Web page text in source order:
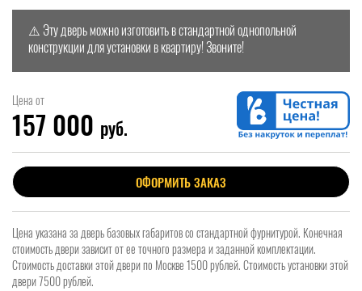
⚠️ Эту дверь можно изготовить в стандартной однопольной
конструкции для установки в квартиру! Звоните!
Цена от
157 000 руб.
ОФОРМИТЬ ЗАКАЗ
Цена указана за дверь базовых габаритов со стандартной фурнитурой. Конечная
стоимость двери зависит от ее точного размера и заданной комплектации.
Стоимость доставки этой двери по Москве 1500 рублей. Стоимость установки этой
двери 7500 рублей.